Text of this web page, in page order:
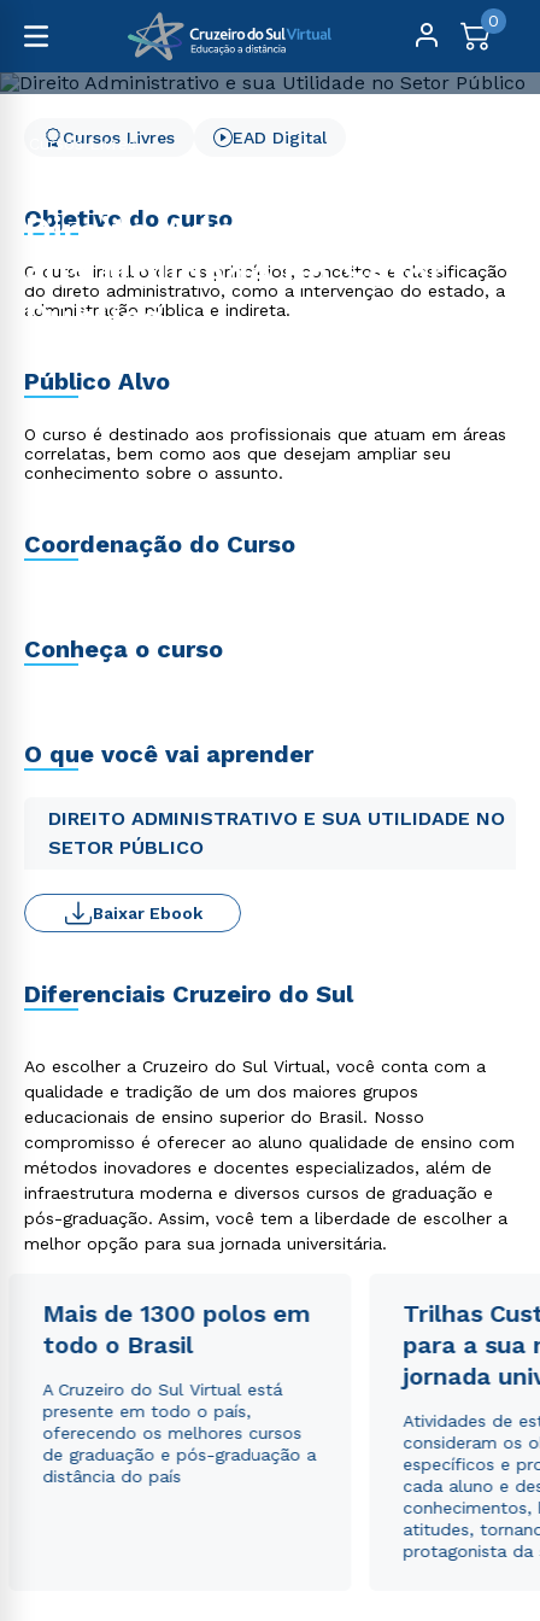
0
Cursos Livres
Direito Administrativo e
sua Utilidade no Setor
Público
Cursos Livres EAD Digital
Objetivo do curso
O curso irá abordar os princípios, conceitos e classificação
do direto administrativo, como a intervenção do estado, a
administração pública e indireta.
Público Alvo
O curso é destinado aos profissionais que atuam em áreas
correlatas, bem como aos que desejam ampliar seu
conhecimento sobre o assunto.
Coordenação do Curso
Conheça o curso
O que você vai aprender
DIREITO ADMINISTRATIVO E SUA UTILIDADE NO
SETOR PÚBLICO
Baixar Ebook
Diferenciais Cruzeiro do Sul
Ao escolher a Cruzeiro do Sul Virtual, você conta com a
qualidade e tradição de um dos maiores grupos
educacionais de ensino superior do Brasil. Nosso
compromisso é oferecer ao aluno qualidade de ensino com
métodos inovadores e docentes especializados, além de
infraestrutura moderna e diversos cursos de graduação e
pós-graduação. Assim, você tem a liberdade de escolher a
melhor opção para sua jornada universitária.
Mais de 1300 polos em
todo o Brasil
A Cruzeiro do Sul Virtual está
presente em todo o país,
oferecendo os melhores cursos
de graduação e pós-graduação a
distância do país
Trilhas
para a sua
jornada
Atividades de
consideram os
específicos e
cada aluno e
conhecimentos,
atitudes,
protagonista da